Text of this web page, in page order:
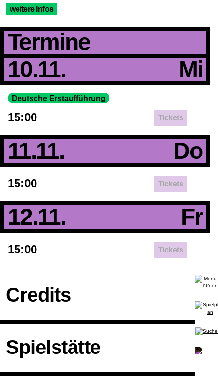
weitere Infos
Termine
10.11.
Mi
Deutsche Erstaufführung
15:00 Tickets
11.11. Do
15:00 Tickets
12.11. Fr
15:00 Tickets
Credits
Spielstätte